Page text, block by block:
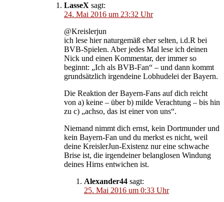
LasseX sagt:
24. Mai 2016 um 23:32 Uhr
@Kreislerjun
ich lese hier naturgemäß eher selten, i.d.R bei
BVB-Spielen. Aber jedes Mal lese ich deinen
Nick und einen Kommentar, der immer so
beginnt: „Ich als BVB-Fan“ – und dann kommt
grundsätzlich irgendeine Lobhudelei der Bayern.
Die Reaktion der Bayern-Fans auf dich reicht
von a) keine – über b) milde Verachtung – bis hin
zu c) „achso, das ist einer von uns“.
Niemand nimmt dich ernst, kein Dortmunder und
kein Bayern-Fan und du merkst es nicht, weil
deine KreislerJun-Existenz nur eine schwache
Brise ist, die irgendeiner belanglosen Windung
deines Hirns entwichen ist.
Alexander44 sagt:
25. Mai 2016 um 0:33 Uhr